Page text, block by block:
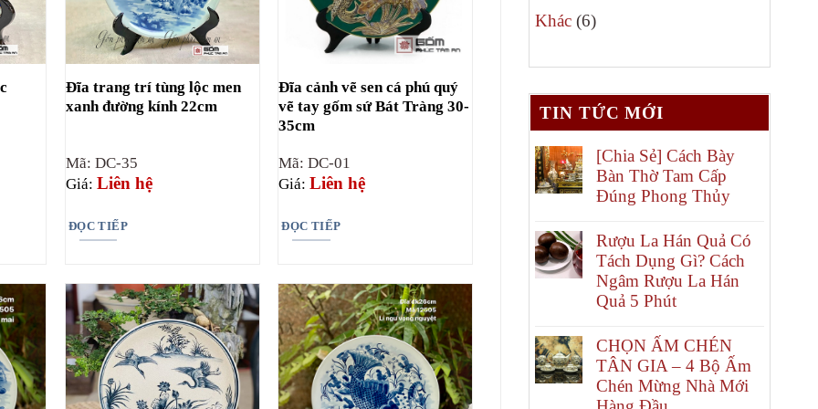
Khác 66
phẩm
TIN TỨC MỚI
[Chia Sẻ] Cách Bày
Bàn Thờ Tam Cấp
Đúng Phong Thủy
Rượu La Hán Quả Có
Tách Dụng Gì? Cách
Ngâm Rượu La Hán
Quả 5 Phút
CHỌN ẤM CHÉN
TÂN GIA – 4 Bộ Ấm
Chén Mừng Nhà Mới
Đĩa trang trí tùng lộc men
xanh đường kính 22cm
Mã: DC-35
Giá: Liên hệ
ĐỌC TIẾP
Đĩa cảnh vẽ sen cá phú quý
vẽ tay gốm sứ Bát Tràng 30-
35cm
Mã: DC-01
Giá:Liên hệ
ĐỌC TIẾP